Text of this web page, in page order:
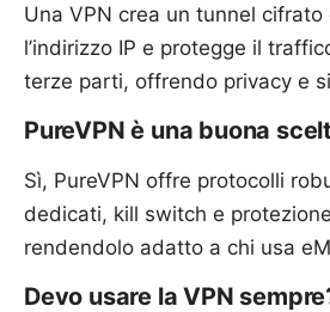
Una VPN crea un tunnel cifrato
l’indirizzo IP e protegge il
terze parti, offrendo privacy e
PureVPN è una buona
Sì, PureVPN offre protocolli
dedicati, kill switch e
rendendolo adatto a chi usa
Devo usare la VPN